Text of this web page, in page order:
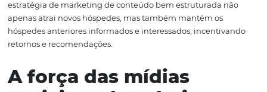
a melhorar a visibilidade nos motores de busca.
O conteúdo deve ser otimizado para SEO, garantindo
estratégias de palavras-chave, como o uso de
pesquisa que ajudem a identificar o que os potenciais